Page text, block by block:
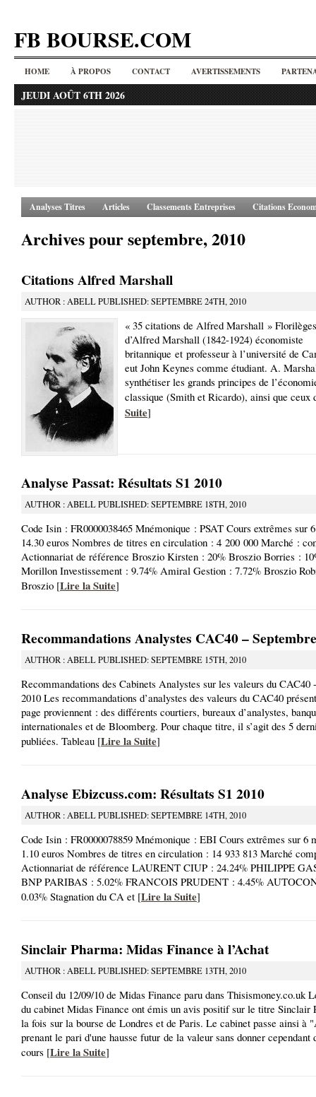
FB BOURSE.COM
HOME À PROPOS CONTACT AVERTISSEMENTS
JEUDI AOÛT 6TH 2026
Analyses Titres Articles Classements Entreprises Citations
Archives pour septembre, 2010
Citations Alfred Marshall
AUTHOR : ABELL PUBLISHED: SEPTEMBRE 24TH, 2010
« 35 citations de Alfred Marshall »
d’Alfred Marshall (1842-1924) économiste
britannique et professeur à l’université de
eut John Keynes comme étudiant. A.
synthétiser les grands principes de
classique (Smith et Ricardo), ainsi que ceux
Suite]
Analyse Passat: Résultats S1 2010
AUTHOR : ABELL PUBLISHED: SEPTEMBRE 18TH, 2010
Code Isin : FR0000038465 Mnémonique : PSAT Cours extrêmes sur
14.30 euros Nombres de titres en circulation : 4 200 000 Marché :
Actionnariat de référence Broszio Kirsten : 20% Broszio Borries :
Morillon Investissement : 9.74% Amiral Gestion : 7.72% Broszio
Broszio [Lire la Suite]
Recommandations Analystes CAC40 –
AUTHOR : ABELL PUBLISHED: SEPTEMBRE 15TH, 2010
Recommandations des Cabinets Analystes sur les valeurs du CAC40
2010 Les recommandations d’analystes des valeurs du CAC40
page proviennent : des différents courtiers, bureaux d’analystes,
internationales et de Bloomberg. Pour chaque titre, il s’agit des 5
publiées. Tableau [Lire la Suite]
Analyse Ebizcuss.com: Résultats S1 2010
AUTHOR : ABELL PUBLISHED: SEPTEMBRE 14TH, 2010
Code Isin : FR0000078859 Mnémonique : EBI Cours extrêmes sur 6
1.10 euros Nombres de titres en circulation : 14 933 813 Marché
Actionnariat de référence LAURENT CIUP : 24.24% PHILIPPE
BNP PARIBAS : 5.02% FRANCOIS PRUDENT : 4.45%
0.03% Stagnation du CA et [Lire la Suite]
Sinclair Pharma: Midas Finance à l’Achat
AUTHOR : ABELL PUBLISHED: SEPTEMBRE 13TH, 2010
Conseil du 12/09/10 de Midas Finance paru dans Thisismoney.co.uk
du cabinet Midas Finance ont émis un avis positif sur le titre Sinclair
la fois sur la bourse de Londres et de Paris. Le cabinet passe ainsi à
prenant le pari d'une hausse futur de la valeur sans donner cependant
cours [Lire la Suite]